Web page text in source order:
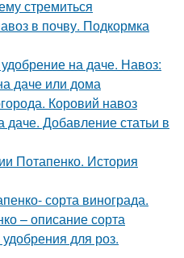
стремиться
в почву. Подкормка
на даче. Навоз:
даче или дома
Коровий навоз
даче. Добавление статьи в
Потапенко. История
сорта винограда.
– описание сорта
для роз.